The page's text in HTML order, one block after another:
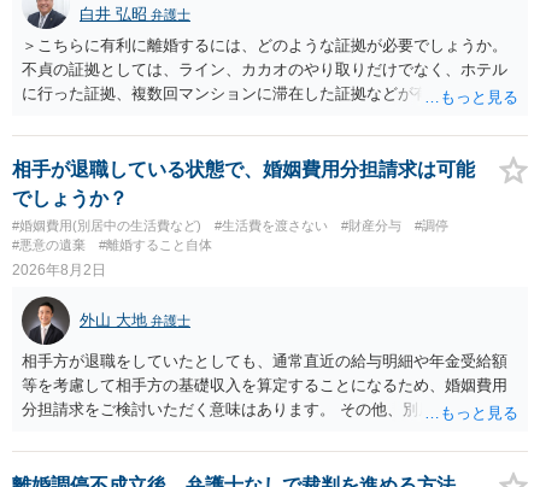
白井 弘昭 弁護士
＞こちらに有利に離婚するには、どのような証拠が必要でしょうか。
不貞の証拠としては、ライン、カカオのやり取りだけでなく、ホテル
に行った証拠、複数回マンションに滞在した証拠などが有効です。 不
婚する、慰謝料をとるなど）ことができると思われます。 ただし、不
貞発覚後、長期間同居を続けると、不貞を許したとの評価につながる
場合がありますので、ご注意ください。 以上、ご参考まで。
相手が退職している状態で、婚姻費用分担請求は可能
でしょうか？
#婚姻費用(別居中の生活費など) #生活費を渡さない #財産分与
#調停
#悪意の遺棄
#離婚すること自体
2026年8月2日
外山 大地 弁護士
相手方が退職をしていたとしても、通常直近の給与明細や年金受給額
等を考慮して相手方の基礎収入を算定することになるため、婚姻費用
分担請求をご検討いただく意味はあります。 その他、別居の経緯、質
て、ご検討いただくのが良いかと思います。